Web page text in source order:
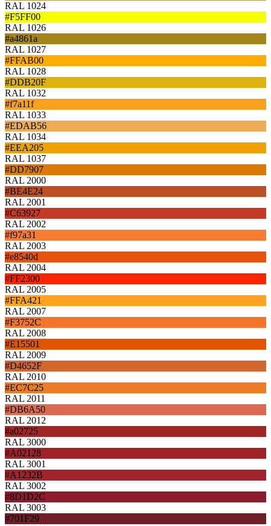
RAL 1024
#F5FF00
RAL 1026
#a4861a
RAL 1027
#FFAB00
RAL 1028
#DDB20F
RAL 1032
#f7a11f
RAL 1033
#EDAB56
RAL 1034
#EEA205
RAL 1037
#DD7907
RAL 2000
#BE4E24
RAL 2001
#C63927
RAL 2002
#f97a31
RAL 2003
#e8540d
RAL 2004
#FF2300
RAL 2005
#FFA421
RAL 2007
#F3752C
RAL 2008
#E15501
RAL 2009
#D4652F
RAL 2010
#EC7C25
RAL 2011
#DB6A50
RAL 2012
#a02725
RAL 3000
#A02128
RAL 3001
#A1232B
RAL 3002
#8D1D2C
RAL 3003
#701F29